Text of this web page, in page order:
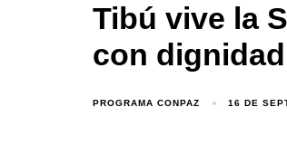
Tibú vive la
con
PROGRAMA CONPAZ 16 DE